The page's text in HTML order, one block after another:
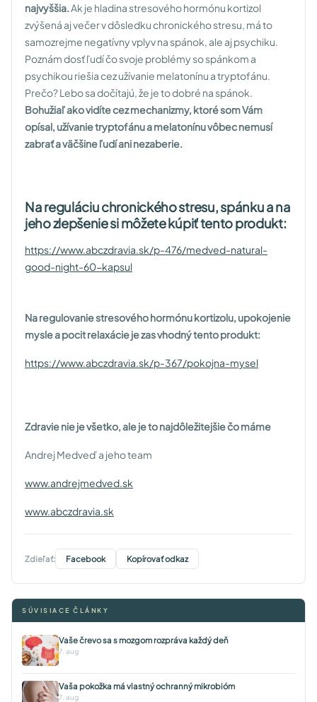
najvyššia.Ak je hladina stresového hormónu kortizol
zvýšená aj večer v dôsledku chronického stresu, má to
samozrejme negatívny vplyv na spánok, ale aj psychiku.
Poznám dosť ľudí čo svoje problémy so spánkom a
psychikou riešia cez užívanie melatonínu a tryptofánu.
Prečo? Lebo sa dočítajú, že je to dobré na spánok.
Bohužiaľ ako vidíte cez mechanizmy, ktoré som Vám
opísal, užívanie tryptofánu a melatonínu vôbec nemusí
zabrať a väčšine ľudí ani nezaberie.
Na reguláciu chronického stresu, spánku a na
jeho zlepšenie si môžete kúpiť tento produkt:
https://www.abczdravia.sk/p-476/medved-natural-
good-night-60-kapsul
Na regulovanie stresového hormónu kortizolu, upokojenie
mysle a pocit relaxácie je zas vhodný tento produkt:
https://www.abczdravia.sk/p-367/pokojna-mysel
Zdravie nie je všetko, ale je to najdôležitejšie čo máme
Andrej Medveď a jeho team
www.andrejmedved.sk
www.abczdravia.sk
Zdieľať: Facebook Kopírovať odkaz
SÚVISIACE ČLÁNKY
Vaše črevo sa s mozgom rozpráva každý deň
7. aug
Vaša pokožka má vlastný ochranný mikrobióm
7. aug